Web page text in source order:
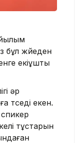
бұл жүйеден
екіұшты
әр
түседі екен.
тұстарын